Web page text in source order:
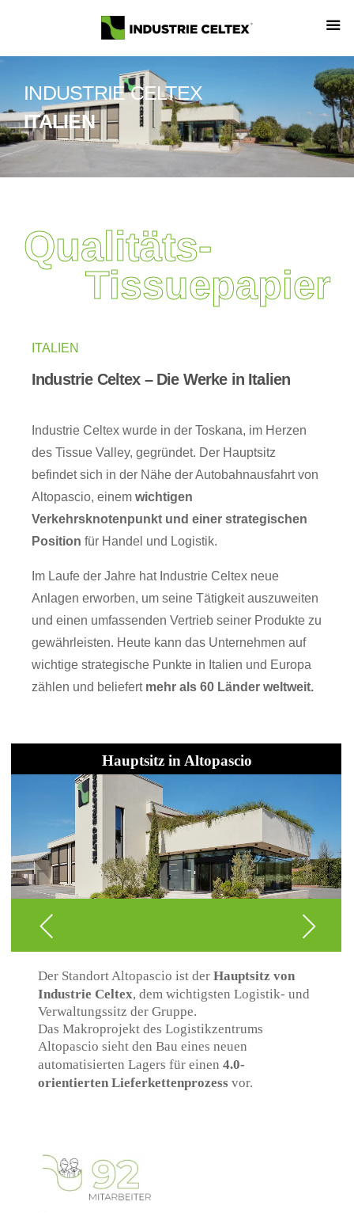
INDUSTRIE CELTEX
ITALIEN
Qualitäts-
Tissuepapier
ITALIEN
Industrie Celtex – Die Werke in Italien
Industrie Celtex wurde in der Toskana, im Herzen
des Tissue Valley, gegründet. Der Hauptsitz
befindet sich in der Nähe der Autobahnausfahrt von
Altopascio, einem wichtigen
Verkehrsknotenpunkt und einer strategischen
Position für Handel und Logistik.
Im Laufe der Jahre hat Industrie Celtex neue
Anlagen erworben, um seine Tätigkeit auszuweiten
und einen umfassenden Vertrieb seiner Produkte zu
gewährleisten. Heute kann das Unternehmen auf
wichtige strategische Punkte in Italien und Europa
zählen und beliefert mehr als 60 Länder weltweit.
Hauptsitz in Altopascio
Der Standort Altopascio ist der Hauptsitz von
Industrie Celtex, dem wichtigsten Logistik- und
Verwaltungssitz der Gruppe.
Das Makroprojekt des Logistikzentrums
Altopascio sieht den Bau eines neuen
automatisierten Lagers für einen 4.0-
orientierten Lieferkettenprozess vor.